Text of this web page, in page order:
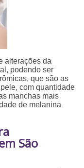
alterações da
podendo ser
que são as
com quantidade
manchas mais
de melanina
São